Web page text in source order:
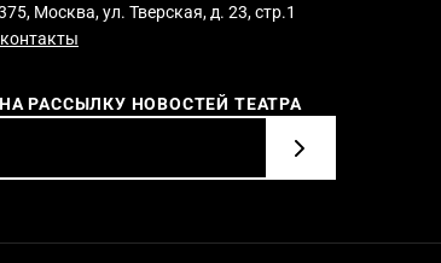
Москва, ул. Тверская, д. 23, стр.1
РАССЫЛКУ НОВОСТЕЙ ТЕАТРА